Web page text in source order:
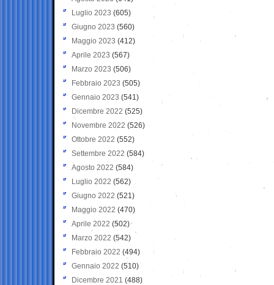
Luglio 2023 (605)
Giugno 2023 (560)
Maggio 2023 (412)
Aprile 2023 (567)
Marzo 2023 (506)
Febbraio 2023 (505)
Gennaio 2023 (541)
Dicembre 2022 (525)
Novembre 2022 (526)
Ottobre 2022 (552)
Settembre 2022 (584)
Agosto 2022 (584)
Luglio 2022 (562)
Giugno 2022 (521)
Maggio 2022 (470)
Aprile 2022 (502)
Marzo 2022 (542)
Febbraio 2022 (494)
Gennaio 2022 (510)
Dicembre 2021 (488)